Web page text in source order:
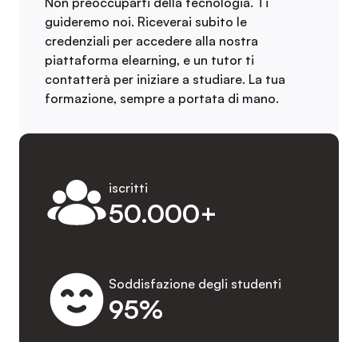
guideremo noi. Riceverai subito le
credenziali per accedere alla nostra
piattaforma elearning, e un tutor ti
contatterà per iniziare a studiare. La tua
formazione, sempre a portata di mano.
50.000+
iscritti
95%
Soddisfazione degli studenti